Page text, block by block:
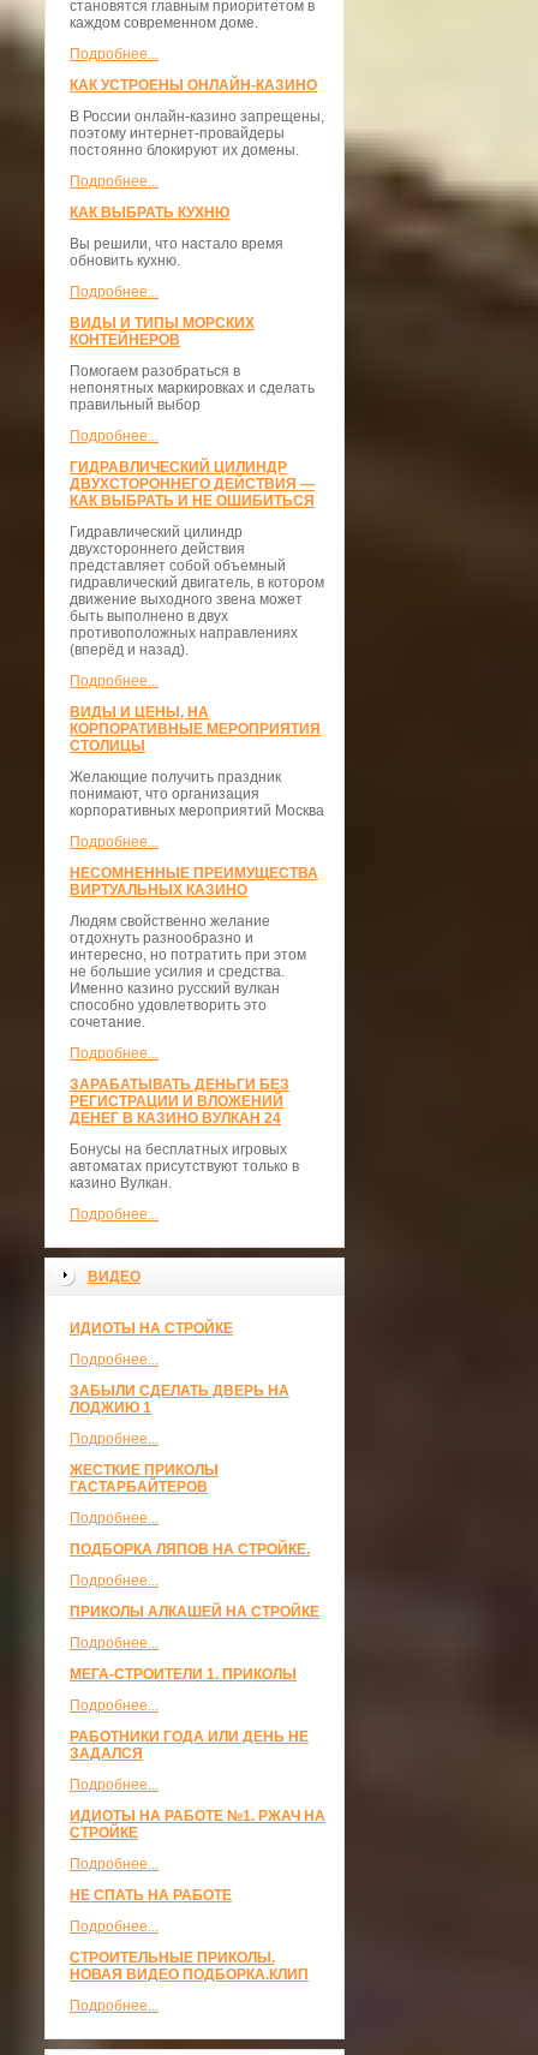
становятся главным приоритетом в
каждом современном доме.
Подробнее...
КАК УСТРОЕНЫ ОНЛАЙН-КАЗИНО
В России онлайн-казино запрещены,
поэтому интернет-провайдеры
постоянно блокируют их домены.
Подробнее...
КАК ВЫБРАТЬ КУХНЮ
Вы решили, что настало время
обновить кухню.
Подробнее...
ВИДЫ И ТИПЫ МОРСКИХ
КОНТЕЙНЕРОВ
Помогаем разобраться в
непонятных маркировках и сделать
правильный выбор
Подробнее...
ГИДРАВЛИЧЕСКИЙ ЦИЛИНДР
ДВУХСТОРОННЕГО ДЕЙСТВИЯ —
КАК ВЫБРАТЬ И НЕ ОШИБИТЬСЯ
Гидравлический цилиндр
двухстороннего действия
представляет собой объемный
гидравлический двигатель, в котором
движение выходного звена может
быть выполнено в двух
противоположных направлениях
(вперёд и назад).
Подробнее...
ВИДЫ И ЦЕНЫ, НА
КОРПОРАТИВНЫЕ МЕРОПРИЯТИЯ
СТОЛИЦЫ
Желающие получить праздник
понимают, что организация
корпоративных мероприятий Москва
Подробнее...
НЕСОМНЕННЫЕ ПРЕИМУЩЕСТВА
ВИРТУАЛЬНЫХ КАЗИНО
Людям свойственно желание
отдохнуть разнообразно и
интересно, но потратить при этом
не большие усилия и средства.
Именно казино русский вулкан
способно удовлетворить это
сочетание.
Подробнее...
ЗАРАБАТЫВАТЬ ДЕНЬГИ БЕЗ
РЕГИСТРАЦИИ И ВЛОЖЕНИЙ
ДЕНЕГ В КАЗИНО ВУЛКАН 24
Бонусы на бесплатных игровых
автоматах присутствуют только в
казино Вулкан.
Подробнее...
ВИДЕО
ИДИОТЫ НА СТРОЙКЕ
Подробнее...
ЗАБЫЛИ СДЕЛАТЬ ДВЕРЬ НА
ЛОДЖИЮ 1
Подробнее...
ЖЕСТКИЕ ПРИКОЛЫ
ГАСТАРБАЙТЕРОВ
Подробнее...
ПОДБОРКА ЛЯПОВ НА СТРОЙКЕ.
Подробнее...
ПРИКОЛЫ АЛКАШЕЙ НА СТРОЙКЕ
Подробнее...
МЕГА-СТРОИТЕЛИ 1. ПРИКОЛЫ
Подробнее...
РАБОТНИКИ ГОДА ИЛИ ДЕНЬ НЕ
ЗАДАЛСЯ
Подробнее...
ИДИОТЫ НА РАБОТЕ №1. РЖАЧ НА
СТРОЙКЕ
Подробнее...
НЕ СПАТЬ НА РАБОТЕ
Подробнее...
СТРОИТЕЛЬНЫЕ ПРИКОЛЫ.
НОВАЯ ВИДЕО ПОДБОРКА.КЛИП
Подробнее...